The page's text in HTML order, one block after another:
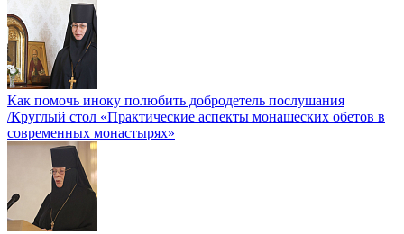
Как помочь иноку полюбить добродетель послушания
/Круглый стол «Практические аспекты монашеских обетов в
современных монастырях»